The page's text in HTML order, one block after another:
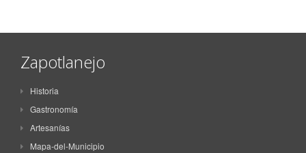
Zapotlanejo
Historia
Gastronomía
Artesanías
Mapa-del-Municipio